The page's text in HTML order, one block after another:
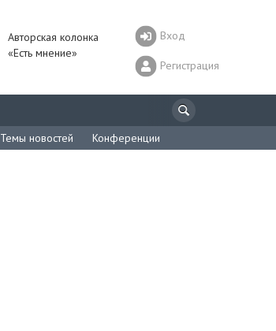
Авторская колонка
«Есть мнение»
Вход
Регистрация
Темы новостей Конференции